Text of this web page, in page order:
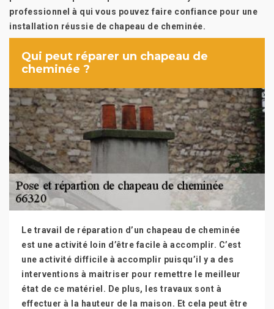
professionnel à qui vous pouvez faire confiance pour une
installation réussie de chapeau de cheminée.
Qui peut réparer un chapeau de
cheminée ?
Le travail de réparation d’un chapeau de cheminée
est une activité loin d’être facile à accomplir. C’est
une activité difficile à accomplir puisqu’il y a des
interventions à maitriser pour remettre le meilleur
état de ce matériel. De plus, les travaux sont à
effectuer à la hauteur de la maison. Et cela peut être